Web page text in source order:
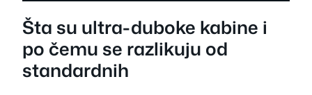
Šta su ultra-duboke kabine i
po čemu se razlikuju od
standardnih